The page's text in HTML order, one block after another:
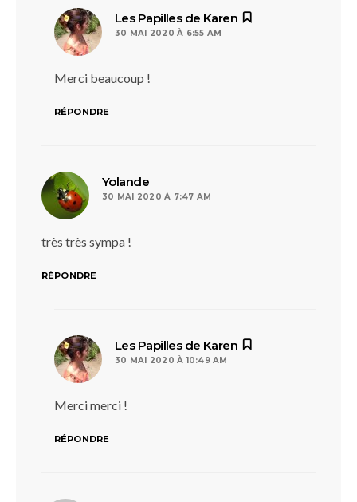
Les Papilles de Karen
30 MAI 2020 À 6:55 AM
Merci beaucoup !
RÉPONDRE
Yolande
30 MAI 2020 À 7:47 AM
très très sympa !
RÉPONDRE
Les Papilles de Karen
30 MAI 2020 À 10:49 AM
Merci merci !
RÉPONDRE